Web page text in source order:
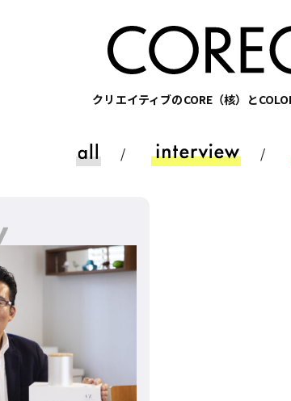
クリエイティブのCORE（核）と